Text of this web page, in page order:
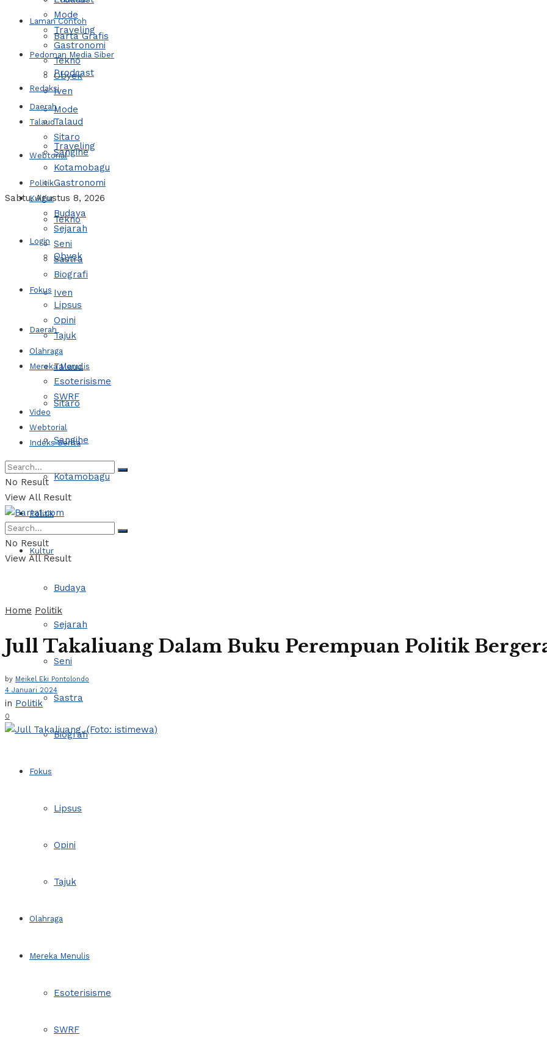
Laman Contoh
Pedoman Media Siber
Redaksi
Talaud
Webtorial
Sabtu, Agustus 8, 2026
Login
Barta Grafis
Prodcast
Mode
Traveling
Gastronomi
Tekno
Obyek
Iven
Daerah
Talaud
Sitaro
Sangihe
Kotamobagu
Politik
Kultur
Budaya
Sejarah
Seni
Sastra
Biografi
Fokus
Lipsus
Opini
Tajuk
Olahraga
Mereka Menulis
Esoterisisme
SWRF
Mode
Traveling
Gastronomi
Tekno
Obyek
Iven
Daerah
Talaud
Sitaro
Sangihe
Kotamobagu
Politik
Kultur
Budaya
Sejarah
Seni
Sastra
Biografi
Fokus
Lipsus
Opini
Tajuk
Olahraga
Mereka Menulis
Esoterisisme
SWRF
Video
Webtorial
Indeks Berita
No Result
View All Result
No Result
View All Result
Home Politik
Jull Takaliuang Dalam Buku Perempuan Politik
by Meikel Eki Pontolondo
4 Januari 2024
in Politik
0